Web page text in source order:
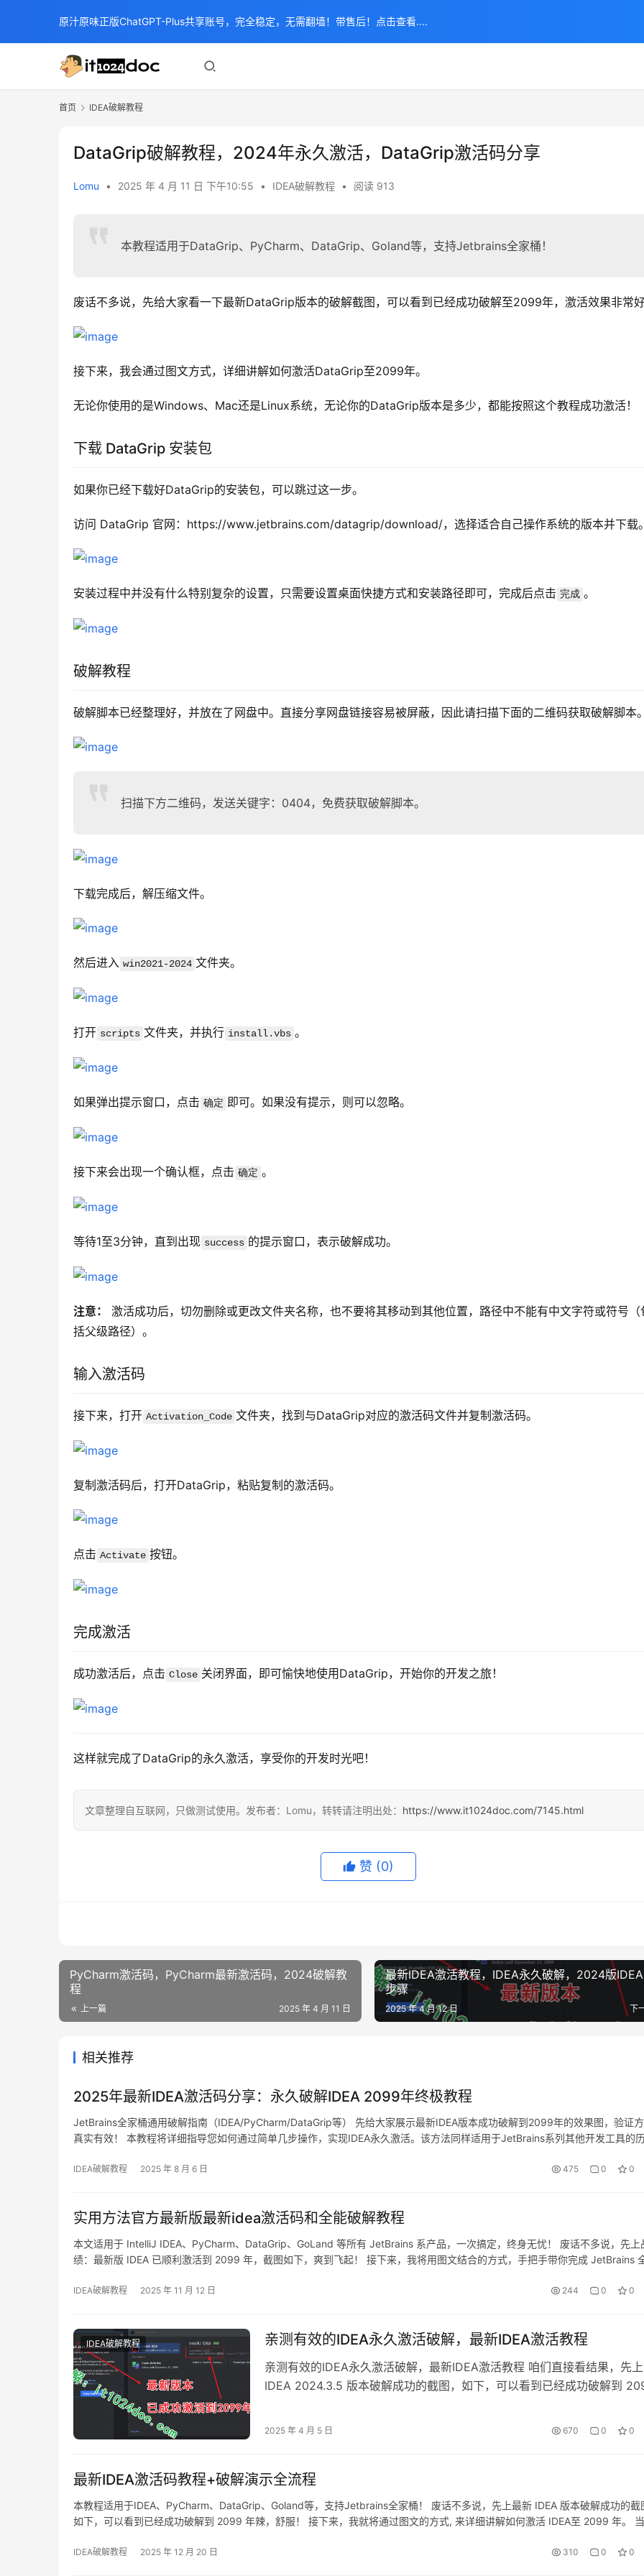
首页 IDEA破解教程
DataGrip破解教程，2024年永久激活，DataGrip激活码分享
Lomu • 2025 年 4 月 11 日 下午10:55 • IDEA破解教程 • 阅读 913
本教程适用于DataGrip、PyCharm、DataGrip、Goland等，支持Jetbrains全家桶！
废话不多说，先给大家看一下最新DataGrip版本的破解截图，可以看到已经成功破解至2099年，激活效果非常
接下来，我会通过图文方式，详细讲解如何激活DataGrip至2099年。
无论你使用的是Windows、Mac还是Linux系统，无论你的DataGrip版本是多少，都能按照这个教程成功激活！
下载 DataGrip 安装包
如果你已经下载好DataGrip的安装包，可以跳过这一步。
访问 DataGrip 官网：https://www.jetbrains.com/datagrip/download/，选择适合自己操作系统的版本并下载
安装过程中并没有什么特别复杂的设置，只需要设置桌面快捷方式和安装路径即可，完成后点击 完成 。
破解教程
破解脚本已经整理好，并放在了网盘中。直接分享网盘链接容易被屏蔽，因此请扫描下面的二维码获取破解脚本
扫描下方二维码，发送关键字：0404，免费获取破解脚本。
下载完成后，解压缩文件。
然后进入 win2021-2024 文件夹。
打开 scripts 文件夹，并执行 install.vbs 。
如果弹出提示窗口，点击 确定 即可。如果没有提示，则可以忽略。
接下来会出现一个确认框，点击 确定 。
等待1至3分钟，直到出现 success 的提示窗口，表示破解成功。
注意：
激活成功后，切勿删除或更改文件夹名称，也不要将其移动到其他位置，路径中不能有中文字符或符号（
括父级路径）。
输入激活码
接下来，打开 Activation_Code 文件夹，找到与DataGrip对应的激活码文件并复制激活码。
复制激活码后，打开DataGrip，粘贴复制的激活码。
点击 Activate 按钮。
完成激活
成功激活后，点击 Close 关闭界面，即可愉快地使用DataGrip，开始你的开发之旅！
这样就完成了DataGrip的永久激活，享受你的开发时光吧！
文章整理自互联网，只做测试使用。发布者：Lomu，转转请注明出处： https://www.it1024doc.com/7145.html
赞 (0)
PyCharm激活码，PyCharm最新激活码，2024破解教
程
上一篇 2025 年 4 月 11 日
最新IDEA激活教程，IDEA永久破解，2024版
步骤
下
2025 年 4 月 12 日
相关推荐
2025年最新IDEA激活码分享：永久破解IDEA 2099年终极教程
JetBrains全家桶通用破解指南（IDEA/PyCharm/DataGrip等） 先给大家展示最新IDEA版本成功破解到2099年的效果图，验证
真实有效！ 本教程将详细指导您如何通过简单几步操作，实现IDEA永久激活。该方法同样适用于JetBrains系列其他开发工具的
IDEA破解教程 2025 年 8 月 6 日 475 0 0
实用方法官方最新版最新idea激活码和全能破解教程
本文适用于 IntelliJ IDEA、PyCharm、DataGrip、GoLand 等所有 JetBrains 系产品，一次搞定，终身无忧！ 废话不多说，先上
绩：最新版 IDEA 已顺利激活到 2099 年，截图如下，爽到飞起！ 接下来，我将用图文结合的方式，手把手带你完成 JetBrains
IDEA破解教程 2025 年 11 月 12 日 244 0 0
IDEA破解教程 亲测有效的IDEA永久激活破解，最新IDEA激活教程
亲测有效的IDEA永久激活破解，最新IDEA激活教程 咱们直接看结果，先上
IDEA 2024.3.5 版本破解成功的截图，如下，可以看到已经成功破解到
本至 2099 年。 而这个激活方式，同样适用于之前的旧版本！ 所有系统和
2025 年 4 月 5 日 670 0 0
最新IDEA激活码教程+破解演示全流程
本教程适用于IDEA、PyCharm、DataGrip、Goland等，支持Jetbrains全家桶！ 废话不多说，先上最新 IDEA 版本破解成功的截
如下，可以看到已经成功破解到 2099 年辣，舒服！ 接下来，我就将通过图文的方式, 来详细讲解如何激活 IDEA至 2099 年。
IDEA破解教程 2025 年 12 月 20 日 310 0 0
原汁原味正版ChatGPT-Plus共享账号，完全稳定，无需翻墙！带售后！点击查看....